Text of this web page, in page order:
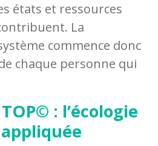
états et ressources
La
commence donc
chaque personne qui
: l’écologie